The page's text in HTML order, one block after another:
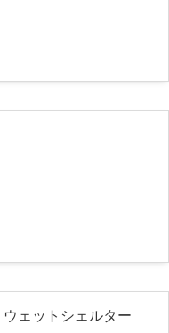
ェットシェルター